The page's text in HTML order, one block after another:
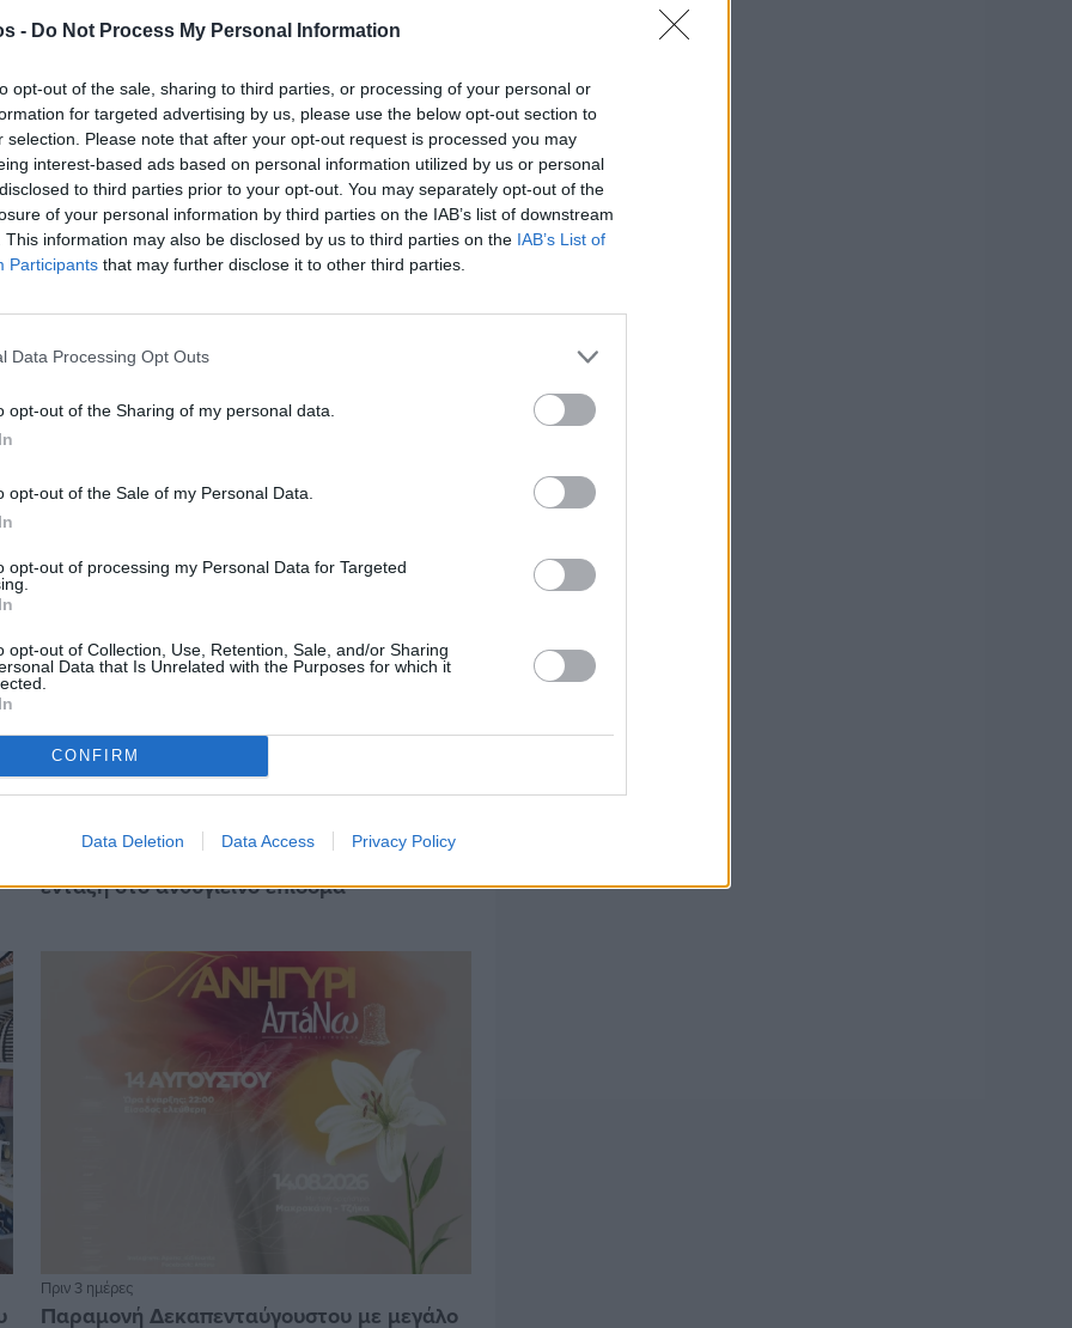
- Do Not Process My Personal Information
opt-out of the sale, sharing to third parties, or processing of your personal or
for targeted advertising by us, please use the below opt-out section to
selection. Please note that after your opt-out request is processed you may
interest-based ads based on personal information utilized by us or personal
to third parties prior to your opt-out. You may separately opt-out of the
of your personal information by third parties on the IAB’s list of downstream
This information may also be disclosed by us to third parties on the IAB’s List of
Participants that may further disclose it to other third parties.
Data Processing Opt Outs
opt-out of the Sharing of my personal data.
opt-out of the Sale of my Personal Data.
opt-out of processing my Personal Data for Targeted
opt-out of Collection, Use, Retention, Sale, and/or Sharing
Data that Is Unrelated with the Purposes for which it
CONFIRM
Data Deletion Data Access Privacy Policy
Χίο
Πριν 2 ημέρες
Πριν 2 ημέρες
ένταξη στο ανθυγιεινό επίδομα
Πριν 3 ημέρες
Παραμονή Δεκαπενταύγουστου με μεγάλο